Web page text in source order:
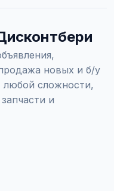
новых и б/у
любой сложности,
и